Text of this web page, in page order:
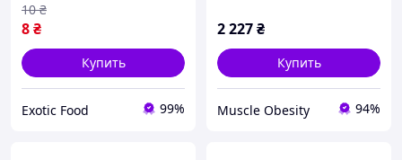
8₴
10 ₴
Купить
Exotic Food 99%
2 227₴
Купить
Muscle Obesity 94%